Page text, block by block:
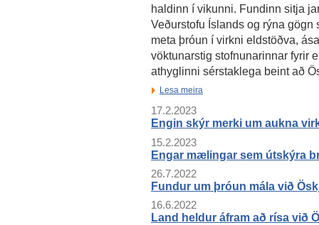
haldinn í vikunni. Fundinn sitja
Veðurstofu Íslands og rýna gögn
meta þróun í virkni eldstöðva,
vöktunarstig stofnunarinnar fyrir
athyglinni sérstaklega beint að
Lesa meira
17.2.2023
Engin skýr merki um aukna
15.2.2023
Engar mælingar sem útskýra
26.7.2022
Fundur um þróun mála við
16.6.2022
Land heldur áfram að rísa við